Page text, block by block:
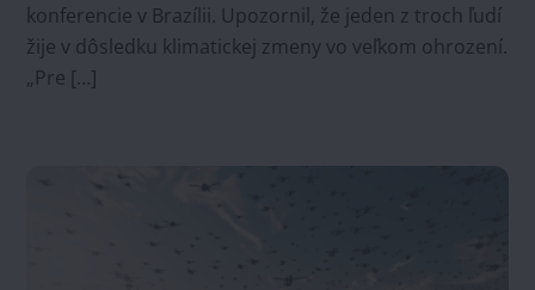
konferencie v Brazílii. Upozornil, že jeden z troch ľudí
žije v dôsledku klimatickej zmeny vo veľkom ohrození.
„Pre […]